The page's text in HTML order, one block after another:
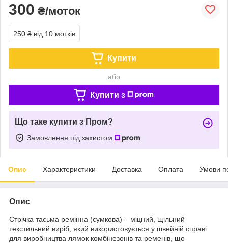
300 ₴/моток
250 ₴ від 10 мотків
Купити
або
Купити з
Що таке купити з Пром?
Замовлення під захистом
Опис Характеристики Доставка Оплата Умови
Опис
Стрічка тасьма ремінна (сумкова) – міцний, щільний
текстильний виріб, який використовується у швейній справі
для виробництва лямок комбінезонів та ременів, що